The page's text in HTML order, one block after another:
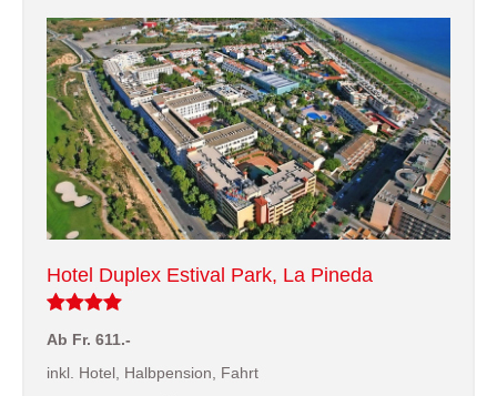
Hotel Duplex Estival Park, La Pineda
Ab Fr. 611.-
inkl. Hotel, Halbpension, Fahrt